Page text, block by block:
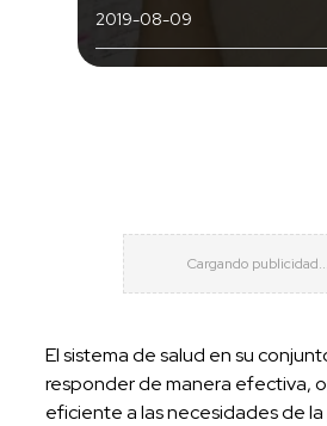
2019-08-09
El sistema de salud en su
responder de manera efectiva,
eficiente a las necesidades de